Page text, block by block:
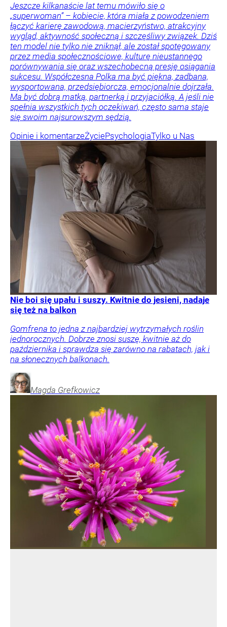
Jeszcze kilkanaście lat temu mówiło się o
„superwoman” – kobiecie, która miała z powodzeniem
łączyć karierę zawodową, macierzyństwo, atrakcyjny
wygląd, aktywność społeczną i szczęśliwy związek. Dziś
ten model nie tylko nie zniknął, ale został spotęgowany
przez media społecznościowe, kulturę nieustannego
porównywania się oraz wszechobecną presję osiągania
sukcesu. Współczesna Polka ma być piękna, zadbana,
wysportowana, przedsiębiorcza, emocjonalnie dojrzała.
Ma być dobrą matką, partnerką i przyjaciółką. A jeśli nie
spełnia wszystkich tych oczekiwań, często sama staje
się swoim najsurowszym sędzią.
Opinie i komentarzeŻyciePsychologiaTylko u Nas
Nie boi się upału i suszy. Kwitnie do jesieni, nadaje
się też na balkon
Gomfrena to jedna z najbardziej wytrzymałych roślin
jednorocznych. Dobrze znosi suszę, kwitnie aż do
października i sprawdza się zarówno na rabatach, jak i
na słonecznych balkonach.
Magda Grefkowicz